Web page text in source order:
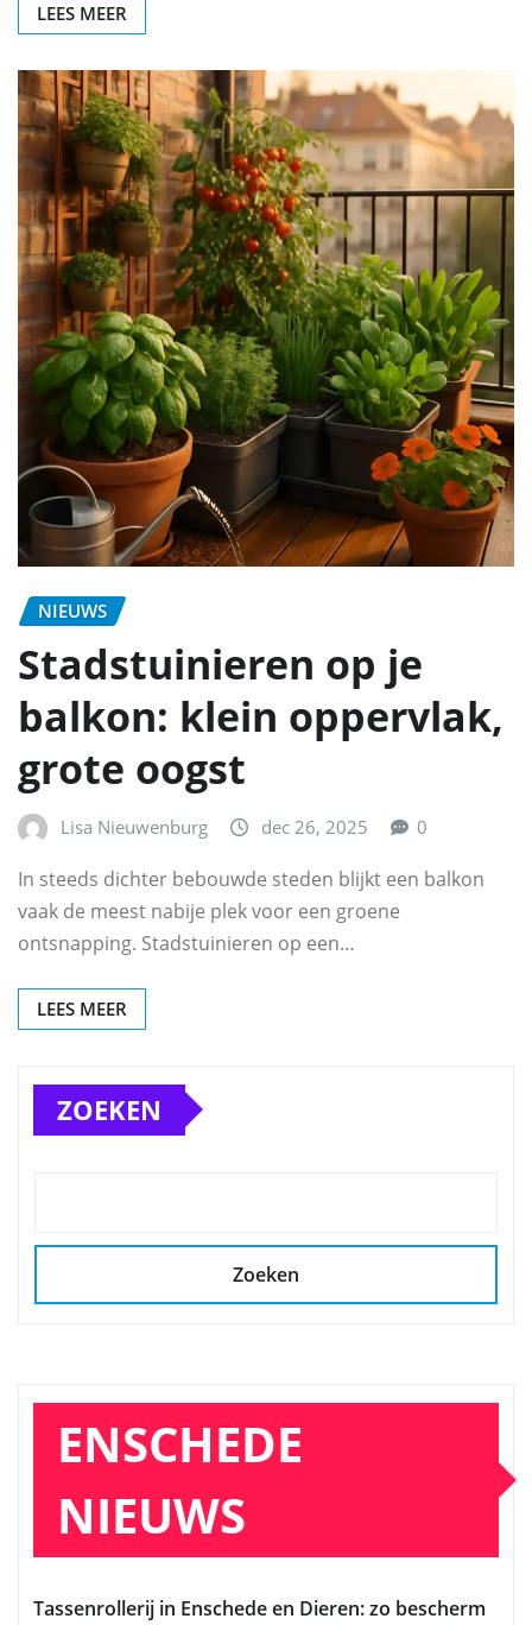
LEES MEER
NIEUWS
Stadstuinieren op je
balkon: klein oppervlak,
grote oogst
Lisa Nieuwenburg dec 26, 2025 0
In steeds dichter bebouwde steden blijkt een balkon
vaak de meest nabije plek voor een groene
ontsnapping. Stadstuinieren op een…
LEES MEER
ZOEKEN
Zoeken
ENSCHEDE
NIEUWS
Tassenrollerij in Enschede en Dieren: zo bescherm